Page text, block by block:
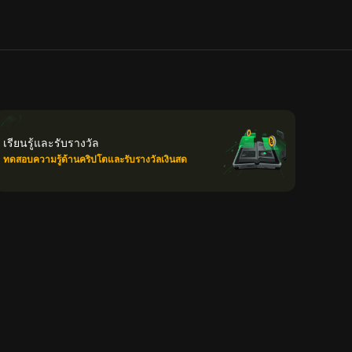
เรียนรู้และรับรางวัล
ทดสอบความรู้ด้านคริปโตและรับรางวัลเงินสด